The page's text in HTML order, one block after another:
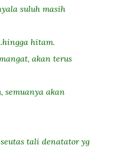
suluh masih
hitam.
akan terus
semuanya akan
tali denatator yg